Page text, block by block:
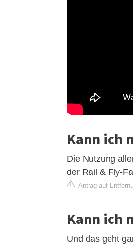
Kann ich
Die Nutzung
der Rail & Fly-
Antrag auf
Kann ich
Und das geht